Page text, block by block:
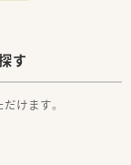
す
けます。